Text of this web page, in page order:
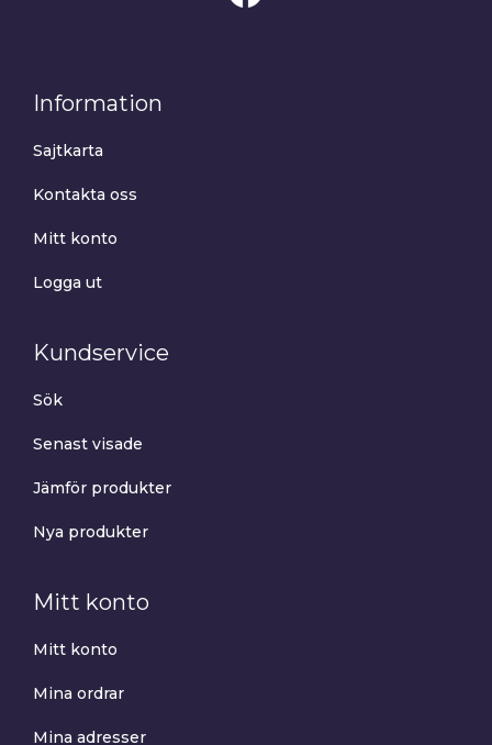
Information
Sajtkarta
Kontakta oss
Mitt konto
Logga ut
Kundservice
Sök
Senast visade
Jämför produkter
Nya produkter
Mitt konto
Mitt konto
Mina ordrar
Mina adresser